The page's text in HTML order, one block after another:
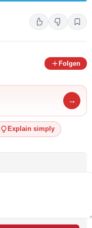
Folgen
→
Explain simply